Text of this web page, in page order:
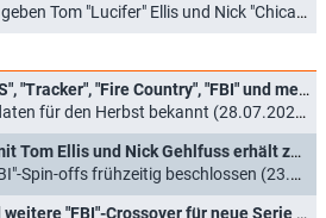
Nick "Chicago Med" Gehlfuss routiniert gegensätzliche Agenten (04.03.2026)
Starttermine für "Navy CIS", "Tracker", "Fire Country", "FBI" und mehr bestätigt
für den Herbst bekannt (28.07.2026)
Blitzverlängerung! "CIA" mit Tom Ellis und Nick Gehlfuss erhält zweite Staffel
offs frühzeitig beschlossen (23.03.2026)
"CIA": Frischer Trailer und weitere "FBI"-Crossover für neue Serie mit Tom Ellis ("Lucifer")